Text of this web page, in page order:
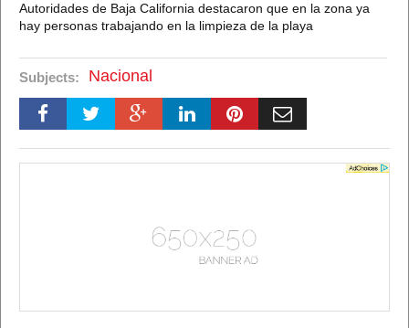
Autoridades de Baja California destacaron que en la zona ya
hay personas trabajando en la limpieza de la playa
Subjects: Nacional